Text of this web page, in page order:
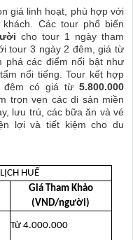
giá linh hoạt, phù hợp với
Các tour phổ biến
cho tour 1 ngày tham
tour 3 ngày 2 đêm, giá từ
phá các điểm nổi bật như
nổi tiếng. Tour kết hợp
có giá từ 5.800.000
trọn vẹn các di sản miền
lưu trú, các bữa ăn và vé
lợi và tiết kiệm cho du
HUẾ
Giá Tham Khảo
(VND/người)
Từ 4.000.000